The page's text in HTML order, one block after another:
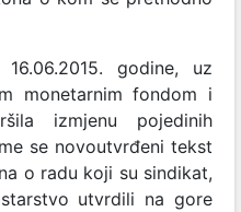
godine, uz
monetarnim fondom i
izmjenu pojedinih
se novoutvrđeni tekst
o radu koji su sindikat,
utvrdili na gore